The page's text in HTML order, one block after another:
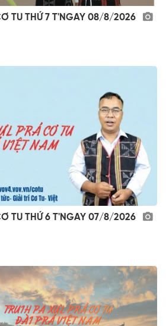
TU THỨ 7 T'NGAY 08/8/2026
TU THỨ 6 T'NGAY 07/8/2026